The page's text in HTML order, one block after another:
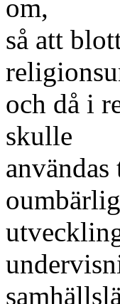
om,
så att
och då i
skulle